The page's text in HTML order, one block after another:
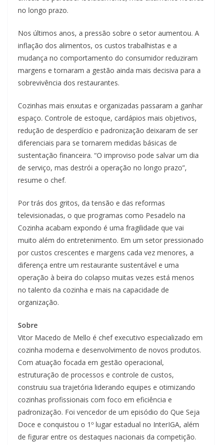
no longo prazo.
Nos últimos anos, a pressão sobre o setor aumentou. A
inflação dos alimentos, os custos trabalhistas e a
mudança no comportamento do consumidor reduziram
margens e tornaram a gestão ainda mais decisiva para a
sobrevivência dos restaurantes.
Cozinhas mais enxutas e organizadas passaram a ganhar
espaço. Controle de estoque, cardápios mais objetivos,
redução de desperdício e padronização deixaram de ser
diferenciais para se tornarem medidas básicas de
sustentação financeira. “O improviso pode salvar um dia
de serviço, mas destrói a operação no longo prazo”,
resume o chef.
Por trás dos gritos, da tensão e das reformas
televisionadas, o que programas como Pesadelo na
Cozinha acabam expondo é uma fragilidade que vai
muito além do entretenimento. Em um setor pressionado
por custos crescentes e margens cada vez menores, a
diferença entre um restaurante sustentável e uma
operação à beira do colapso muitas vezes está menos
no talento da cozinha e mais na capacidade de
organização.
Sobre
Vitor Macedo de Mello é chef executivo especializado em
cozinha moderna e desenvolvimento de novos produtos.
Com atuação focada em gestão operacional,
estruturação de processos e controle de custos,
construiu sua trajetória liderando equipes e otimizando
cozinhas profissionais com foco em eficiência e
padronização. Foi vencedor de um episódio do Que Seja
Doce e conquistou o 1º lugar estadual no InterIGA, além
de figurar entre os destaques nacionais da competição.